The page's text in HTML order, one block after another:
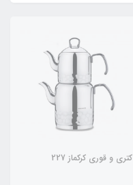
کتری و قوری کرکماز 227